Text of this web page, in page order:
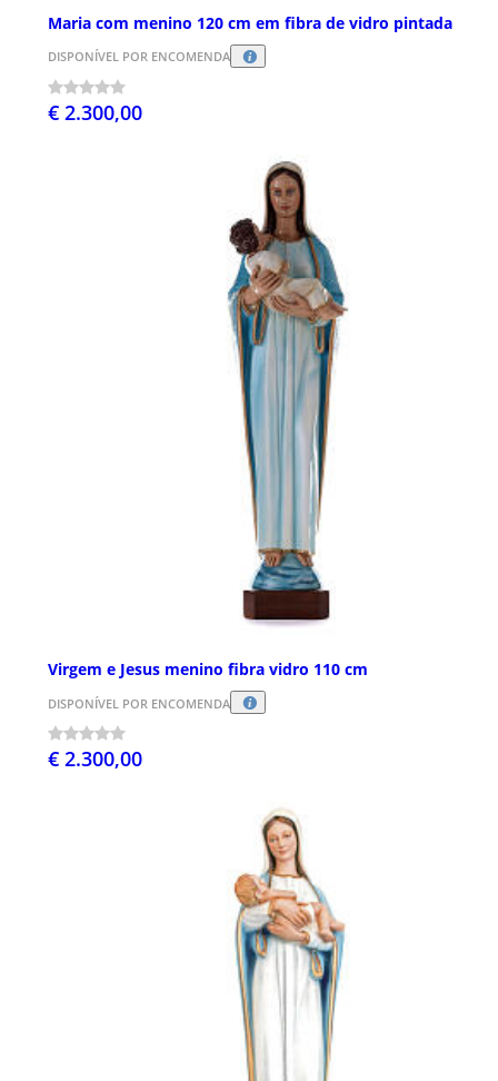
Maria com menino 120 cm em fibra de vidro pintada
DISPONÍVEL POR ENCOMENDA
€ 2.300,00
Virgem e Jesus menino fibra vidro 110 cm
DISPONÍVEL POR ENCOMENDA
€ 2.300,00